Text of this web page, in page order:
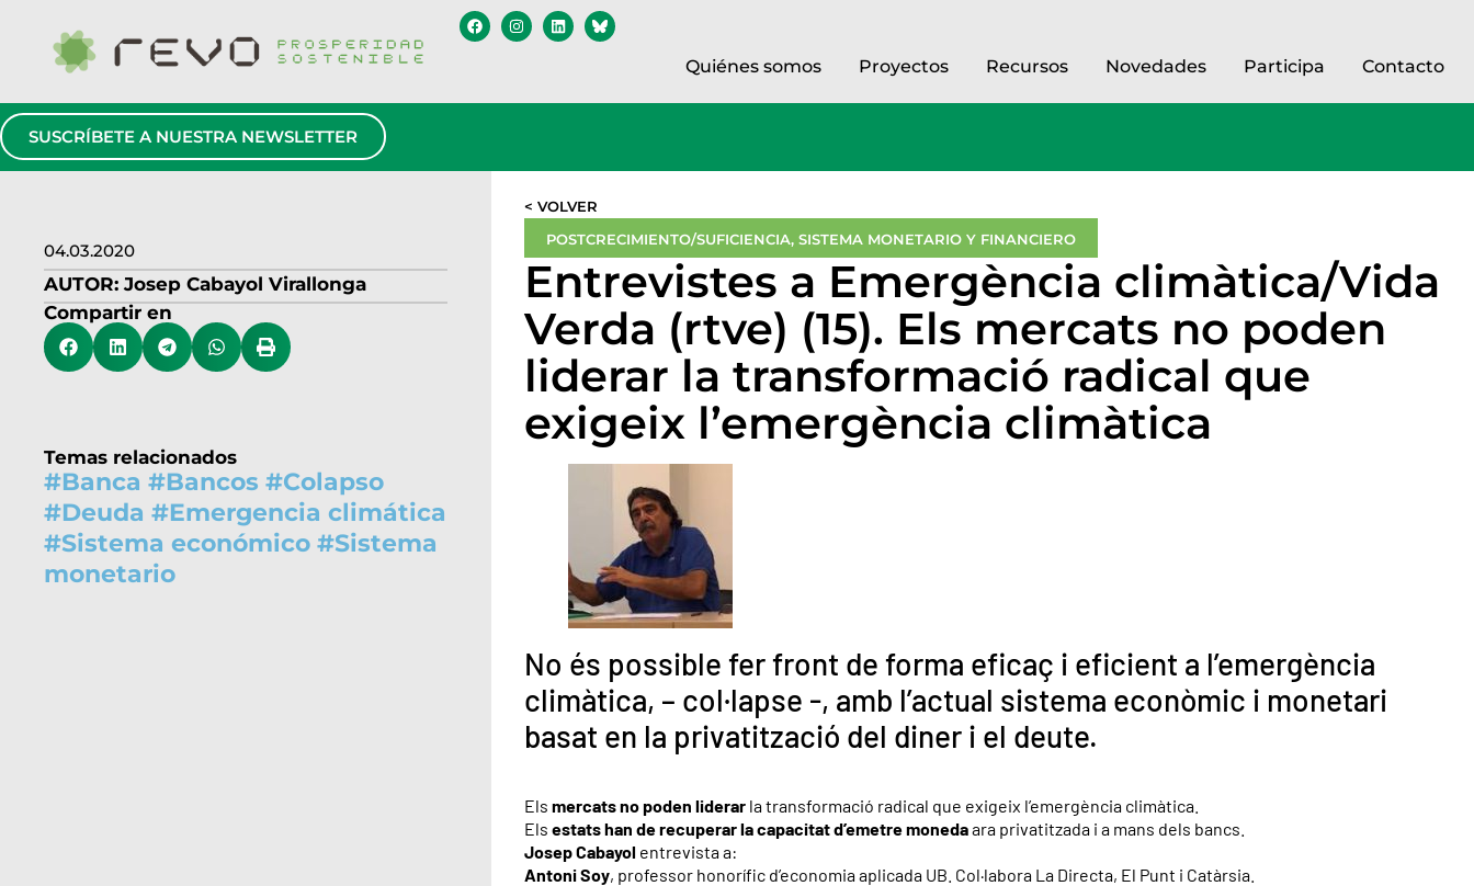
Quiénes somos Proyectos Recursos Novedades Participa Contacto
SUSCRÍBETE A NUESTRA NEWSLETTER
04.03.2020
AUTOR: Josep Cabayol Virallonga
Compartir en
Temas relacionados
#Banca #Bancos #Colapso
#Deuda #Emergencia climática
#Sistema económico #Sistema
monetario
< VOLVER
POSTCRECIMIENTO/SUFICIENCIA, SISTEMA MONETARIO Y FINANCIERO
Entrevistes a Emergència climàtica/Vida
Verda (rtve) (15). Els mercats no poden
liderar la transformació radical que
exigeix l’emergència climàtica
No és possible fer front de forma eficaç i eficient a l’emergència
climàtica, – col·lapse -, amb l’actual sistema econòmic i monetari
basat en la privatització del diner i el deute.
Els mercats no poden liderar la transformació radical que exigeix l’emergència climàtica.
Els estats han de recuperar la capacitat d’emetre monedaara privatitzada i a mans dels bancs.
Josep Cabayol entrevista a:
Antoni Soy, professor honorífic d’economia aplicada UB. Col·labora La Directa, El Punt i Catàrsia.